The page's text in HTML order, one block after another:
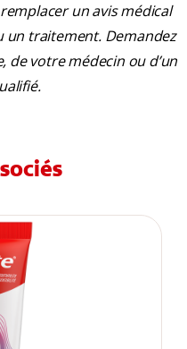
un avis médical
un traitement. Demandez
de votre médecin ou d’un